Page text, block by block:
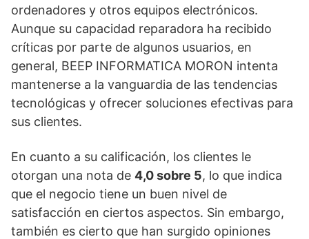
ordenadores y otros equipos electrónicos.
Aunque su capacidad reparadora ha recibido
críticas por parte de algunos usuarios, en
general, BEEP INFORMATICA MORON intenta
mantenerse a la vanguardia de las tendencias
tecnológicas y ofrecer soluciones efectivas para
sus clientes.
En cuanto a su calificación, los clientes le
otorgan una nota de 4,0 sobre 5, lo que indica
que el negocio tiene un buen nivel de
satisfacción en ciertos aspectos. Sin embargo,
también es cierto que han surgido opiniones